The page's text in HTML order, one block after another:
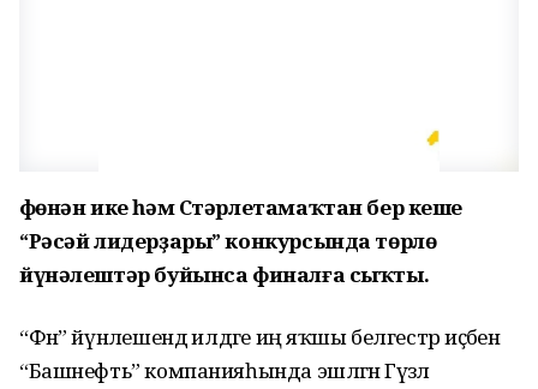
Өфөнән ике һәм Стәрлетамаҡтан бер кеше
“Рәсәй лидерҙары” конкурсында төрлө
йүнәлештәр буйынса финалға сыҡты.
“Фән” йүнәлешендә илдәге иң яҡшы белгестәр иҫәбенә
“Башнефть” компанияһында эшләгән Гүзәл